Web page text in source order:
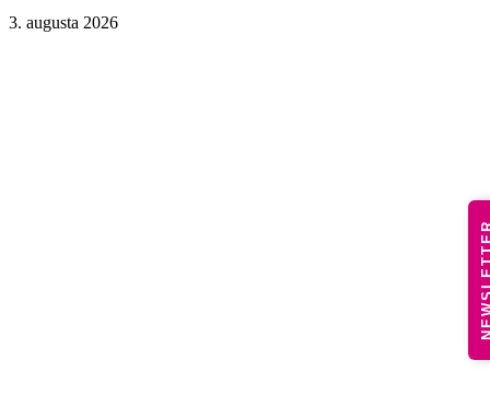
3. augusta 2026